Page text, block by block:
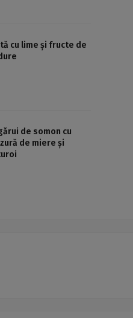
cu lime și fructe de
de somon cu
de miere și